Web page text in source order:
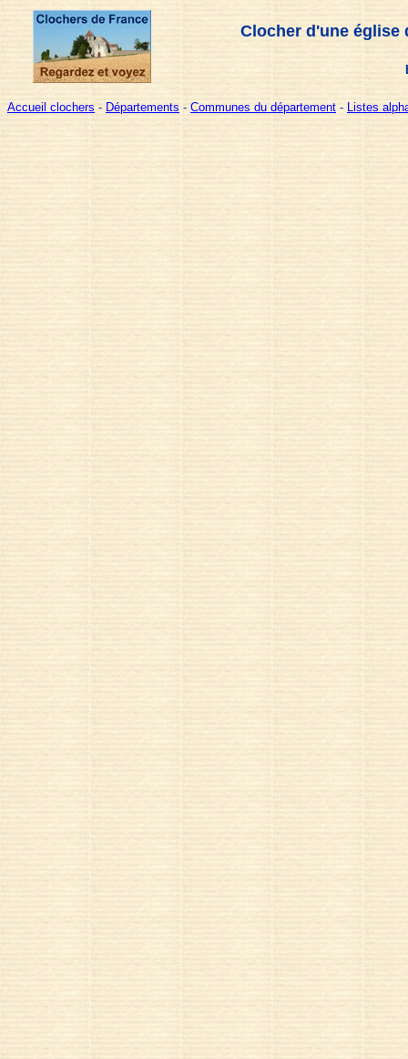
Clocher d'une église
Accueil clochers - Départements - Communes du département - Listes